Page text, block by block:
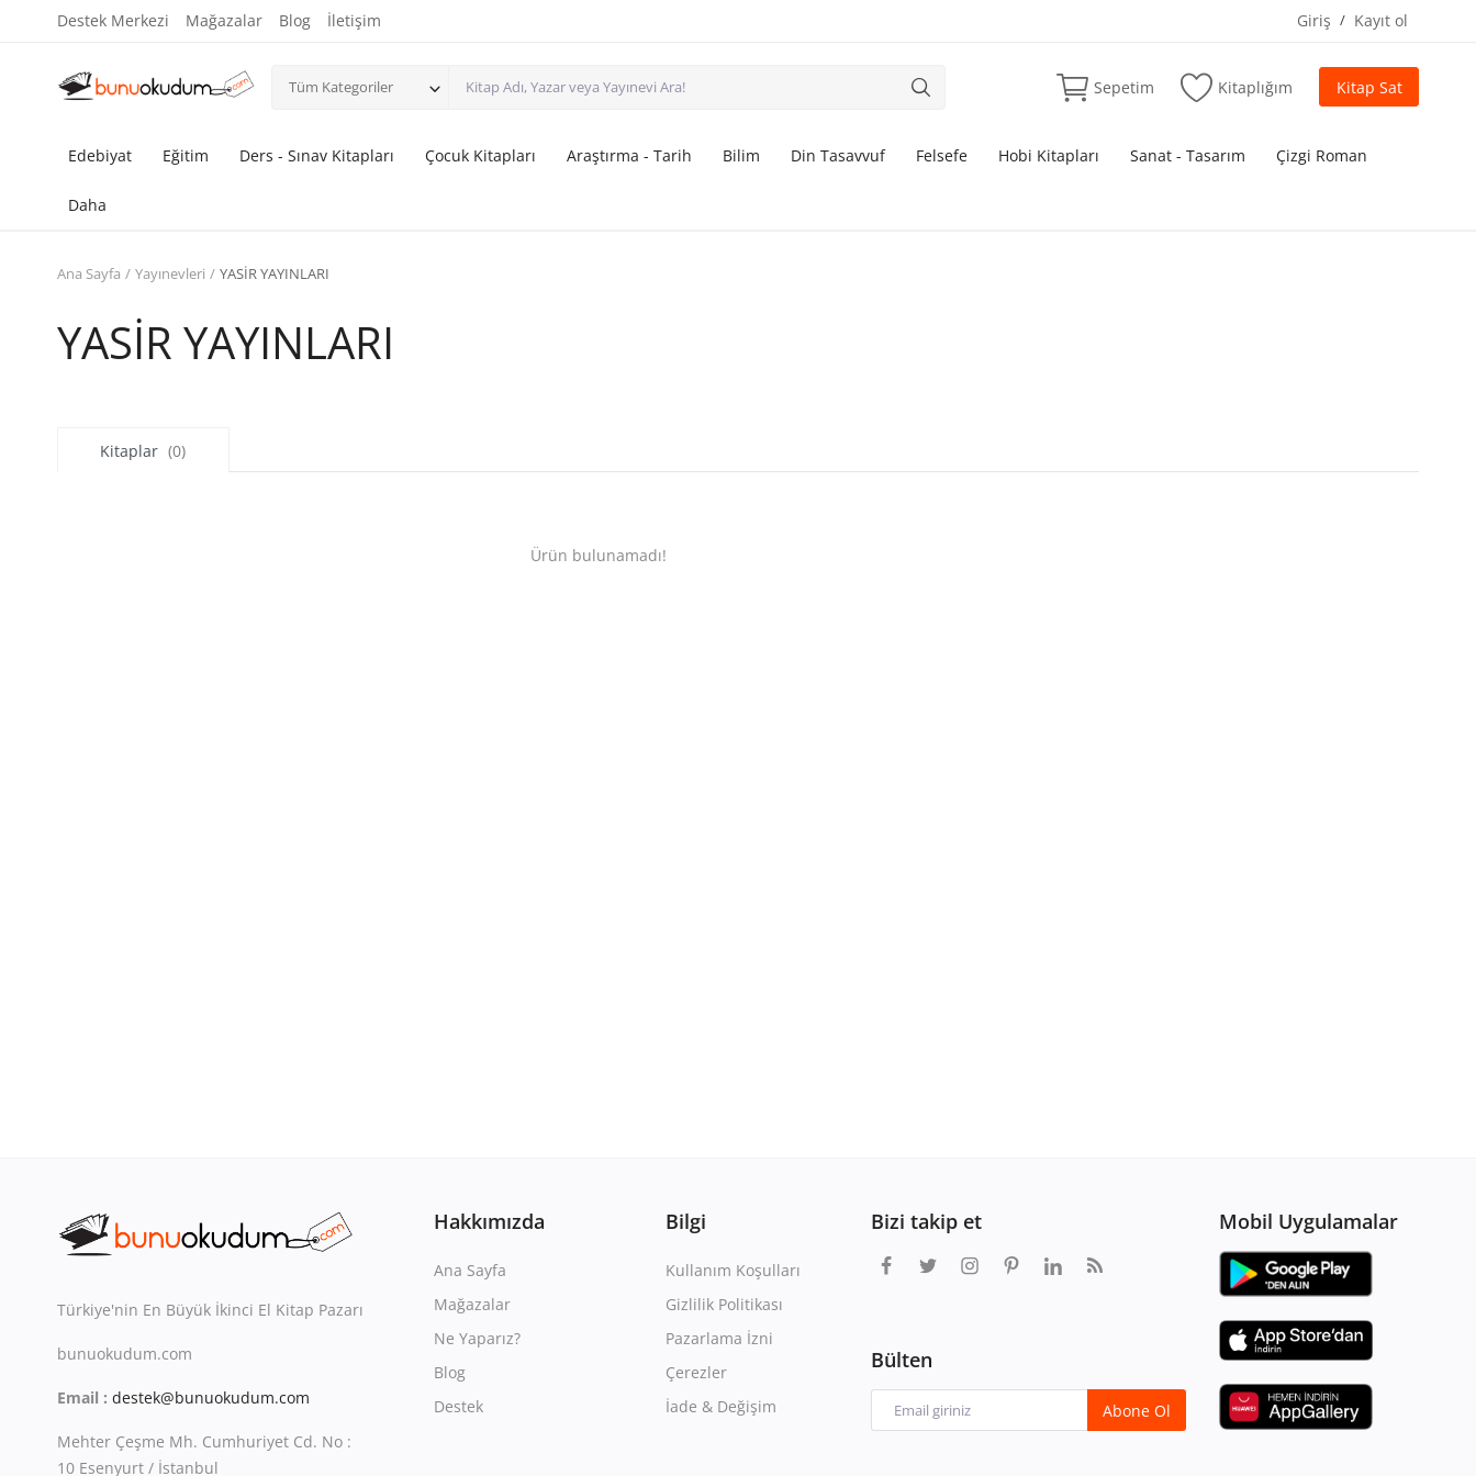
Destek Merkezi Mağazalar Blog İletişim Giriş / Kayıt ol
Tüm Kategoriler Sepetim Kitaplığım Kitap Sat
Edebiyat Eğitim Ders - Sınav Kitapları Çocuk Kitapları Araştırma - Tarih Bilim Din Tasavvuf Felsefe Hobi Kitapları Sanat - Tasarım Çizgi Roman
Daha
Ana Sayfa Yayınevleri YASİR YAYINLARI
YASİR YAYINLARI
Kitaplar (0)
Ürün bulunamadı!
Türkiye'nin En Büyük İkinci El Kitap Pazarı
bunuokudum.com
Email : destek@bunuokudum.com
Mehter Çeşme Mh. Cumhuriyet Cd. No :
10 Esenyurt / İstanbul
Hakkımızda
Ana Sayfa
Mağazalar
Ne Yaparız?
Blog
Destek
Bilgi
Kullanım Koşulları
Gizlilik Politikası
Pazarlama İzni
Çerezler
İade & Değişim
Bizi takip et
Bülten
Abone Ol
Mobil Uygulamalar